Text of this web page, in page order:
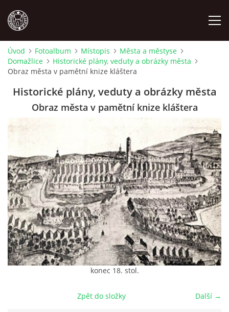
MÍSTOPIS
NÁRODOPIS
OSOBNOSTI
OSTATNÍ
ODKAZY
O NÁS
DŮL NA SLÍDU (NA KOLE)
Úvod Fotoalbum Místopis
Města a městyse
Domažlice
Historické plány, veduty a obrázky města
Obraz města v pamětní knize kláštera
Historické plány, veduty a obrázky města
Obraz města v pamětní knize kláštera
konec 18. stol.
Další →
Zpět do složky